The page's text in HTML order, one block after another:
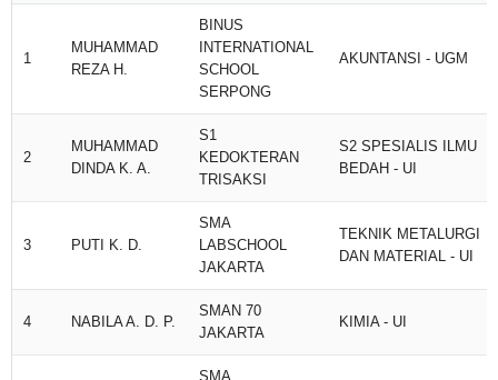
1
MUHAMMAD
REZA H.
BINUS
INTERNATIONAL
SCHOOL
SERPONG
AKUNTANSI - UGM
2
MUHAMMAD
DINDA K. A.
S1
KEDOKTERAN
TRISAKSI
S2 SPESIALIS ILMU
BEDAH - UI
3 PUTI K. D.
SMA
LABSCHOOL
JAKARTA
TEKNIK METALURGI
DAN MATERIAL - UI
4 NABILA A. D. P.
SMAN 70
JAKARTA
KIMIA - UI